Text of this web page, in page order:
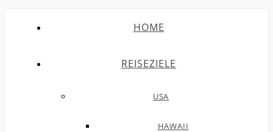
HOME
REISEZIELE
USA
HAWAII